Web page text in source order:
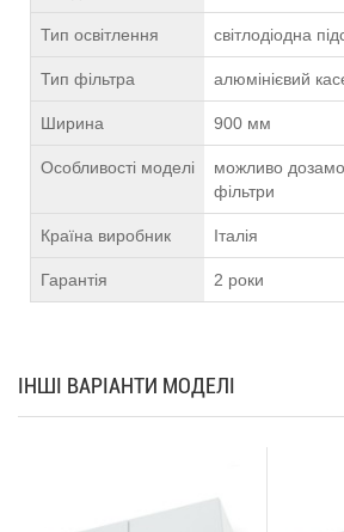
Тип освітлення світлодіодна
Тип фільтра алюмінієвий
Ширина 900 мм
Особливості моделі
можливо
фільтри
Країна виробник Італія
Гарантія 2 роки
ІНШІ ВАРІАНТИ МОДЕЛІ